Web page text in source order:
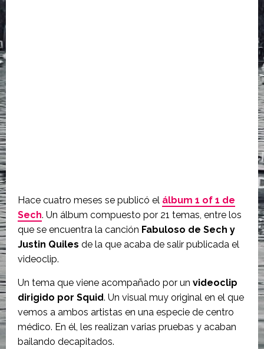
Hace cuatro meses se publicó el álbum 1 of 1 de
Sech. Un álbum compuesto por 21 temas, entre los
que se encuentra la canción Fabuloso de Sech y
Justin Quiles de la que acaba de salir publicada el
videoclip.
Un tema que viene acompañado por un videoclip
dirigido por Squid. Un visual muy original en el que
vemos a ambos artistas en una especie de centro
médico. En él, les realizan varias pruebas y acaban
bailando decapitados.